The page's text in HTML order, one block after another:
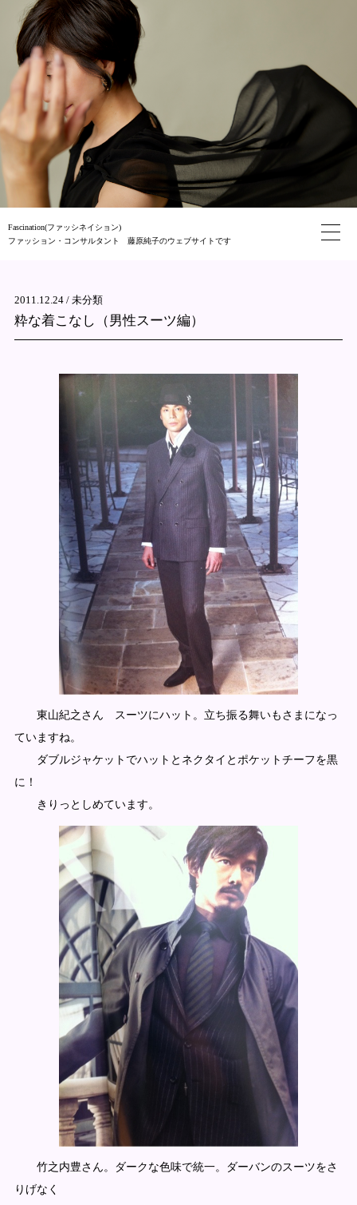
Fascination(ファッシネイション)
ファッション・コンサルタント 藤原純子のウェブサイトです
2011.12.24 / 未分類
粋な着こなし（男性スーツ編）
東山紀之さん スーツにハット。立ち振る舞いもさまになっ
ていますね。
ダブルジャケットでハットとネクタイとポケットチーフを黒
に！
きりっとしめています。
竹之内豊さん。ダークな色味で統一。ダーバンのスーツをさ
りげなく